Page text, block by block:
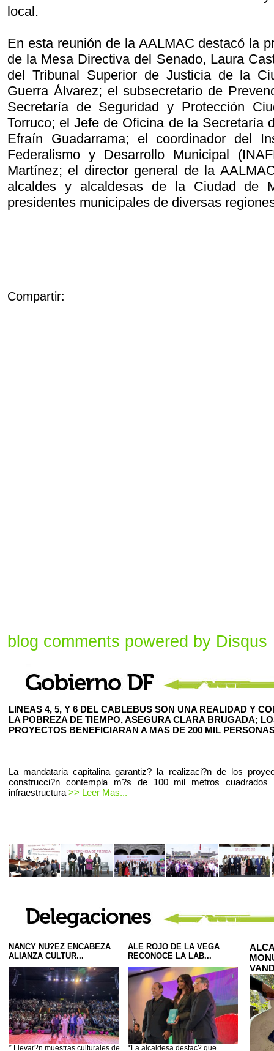
local.
En esta reunión de la AALMAC destacó la
de la Mesa Directiva del Senado, Laura
del Tribunal Superior de Justicia de la
Guerra Álvarez; el subsecretario de
Secretaría de Seguridad y Protección
Torruco; el Jefe de Oficina de la Secretaría
Efraín Guadarrama; el coordinador del
Federalismo y Desarrollo Municipal
Martínez; el director general de la
alcaldes y alcaldesas de la Ciudad de
presidentes municipales de diversas
Compartir:
blog comments powered by Disqus
LINEAS 4, 5, Y 6 DEL CABLEBUS SON UNA REALIDAD Y
LA POBREZA DE TIEMPO, ASEGURA CLARA BRUGADA;
PROYECTOS BENEFICIARAN A MAS DE 200 MIL
La mandataria capitalina garantiz? la realizaci?n de los
construcci?n contempla m?s de 100 mil metros cuadrados
infraestructura >> Leer Mas...
NANCY NU?EZ ENCABEZA
ALIANZA CULTUR...
* Llevar?n muestras culturales de
ALE ROJO DE LA VEGA
RECONOCE LA LAB...
*La alcaldesa destac? que